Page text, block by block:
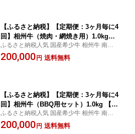
【ふるさと納税】【定期便：3ヶ月毎に4
回】相州牛（焼肉・網焼き用）1.0kg
【合計4kg】【 牛肉 お肉 ブランド牛 神
奈川県 南足柄市 】
ふるさと納税人気 国産希少牛 相州牛 南足
柄ブランド 神奈川県 南足柄市 農林水産大
臣賞受賞歴
200,000 円 送料無料
【ふるさと納税】【定期便：3ヶ月毎に4
回】相州牛（BBQ用セット）1.0kg 【合
計4kg】【 牛肉 お肉 ブランド牛 神奈川
県 南足柄市 】
ふるさと納税人気 国産希少牛 相州牛 南足
柄ブランド 神奈川県 南足柄市 農林水産大
臣賞受賞歴
200,000 円 送料無料